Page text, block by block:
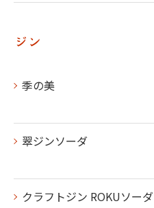
ジン
季の美
翠ジンソーダ
クラフトジン ROKUソーダ